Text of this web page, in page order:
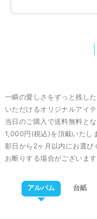
一瞬の愛しさをずっと残し
いただけるオリジナルアイ
当日のご購入で送料無料と
1,000円(税込)を頂戴いたし
影日から2ヶ月以内にお選び
お断りする場合がございま
アルバム 台紙